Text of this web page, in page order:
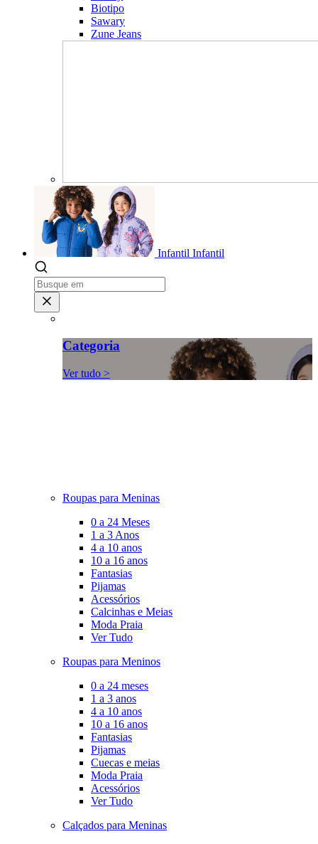
Biotipo
Sawary
Zune Jeans
Infantil Infantil
Categoria
Ver tudo >
Roupas para Meninas
0 a 24 Meses
1 a 3 Anos
4 a 10 anos
10 a 16 anos
Fantasias
Pijamas
Acessórios
Calcinhas e Meias
Moda Praia
Ver Tudo
Roupas para Meninos
0 a 24 meses
1 a 3 anos
4 a 10 anos
10 a 16 anos
Fantasias
Pijamas
Cuecas e meias
Moda Praia
Acessórios
Ver Tudo
Calçados para Meninas